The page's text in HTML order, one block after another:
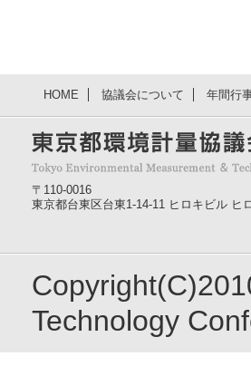
HOME 協議会について 年間行
〒110-0016
東京都台東区台東1-14-11 ヒロキビル ヒ
Technology